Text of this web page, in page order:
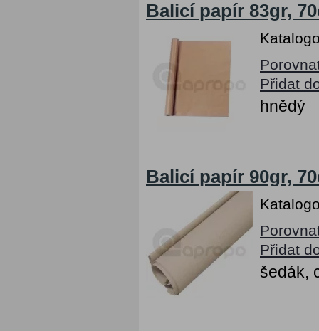
Balicí papír 83gr,
Přidat
hnědý
Balicí papír 90gr,
Přidat
šedák,